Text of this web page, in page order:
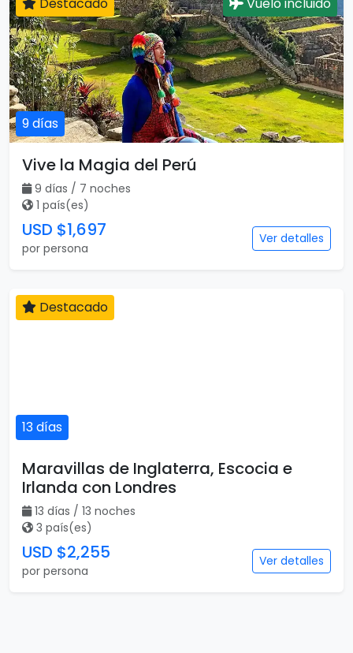
9 días
Vive la Magia del Perú
9 días / 7 noches
1 país(es)
USD $1,697
por persona
Ver detalles
13 días
Destacado
Maravillas de Inglaterra, Escocia e
Irlanda con Londres
13 días / 13 noches
3 país(es)
USD $2,255
por persona
Ver detalles